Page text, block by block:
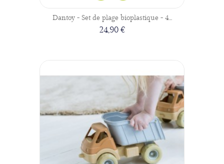
Dantoy - Set de plage bioplastique - 4...
24,90 €